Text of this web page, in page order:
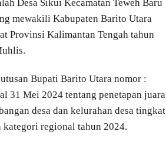
Desa Sikui Kecamatan Teweh Baru
mewakili Kabupaten Barito Utara
Provinsi Kalimantan Tengah tahun
Bupati Barito Utara nomor :
31 Mei 2024 tentang penetapan juara
desa dan kelurahan desa tingkat
regional tahun 2024.